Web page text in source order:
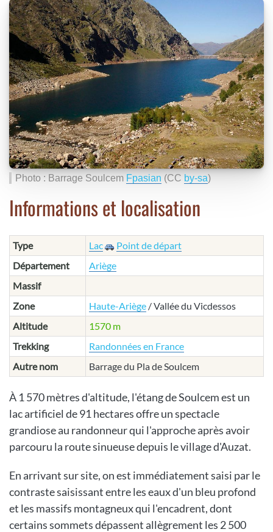
Photo : Barrage Soulcem Fpasian (CC by-sa)
Informations et localisation
Type Lac
Point de départ
Département
Ariège
Massif
Zone
Haute-Ariège / Vallée du Vicdessos
Altitude
1570 m
Trekking
Randonnées en France
Autre nom
Barrage du Pla de Soulcem
À 1 570 mètres d'altitude, l'étang de Soulcem est un
lac artificiel de 91 hectares offre un spectacle
grandiose au randonneur qui l'approche après avoir
parcouru la route sinueuse depuis le village d'Auzat.
En arrivant sur site, on est immédiatement saisi par le
contraste saisissant entre les eaux d'un bleu profond
et les massifs montagneux qui l'encadrent, dont
certains sommets dépassent allègrement les 2 500